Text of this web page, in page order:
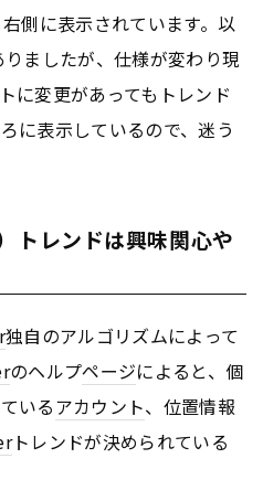
側に表示されています。以
ましたが、仕様が変わり現
に変更があってもトレンド
に表示しているので、迷う
レンドは興味関心や
独自のアルゴリズムによって
のヘルプページによると、個
いるアカウント、位置情報
トレンドが決められている